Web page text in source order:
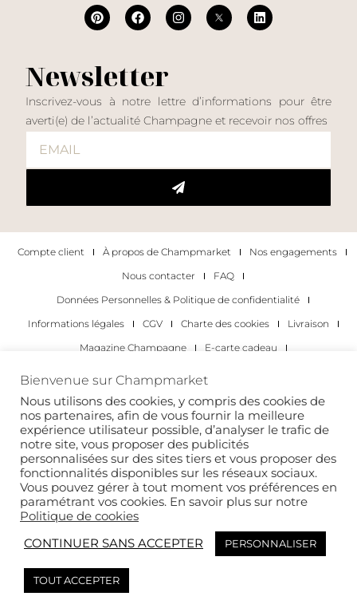
Newsletter
Inscrivez-vous à notre lettre d’informations pour être
averti(e) de l’actualité Champagne et recevoir nos offres
Compte client À propos de Champmarket
Nos engagements
Nous contacter
FAQ
Données Personnelles & Politique de confidentialité
Informations légales
CGV Charte des cookies
Livraison
Magazine Champagne
E-carte cadeau
Les occasions pour déguster du champagne
Pour les particuliers
Pour les entreprises
Copyright 2022 © tous droits réservés. Champmarket.
Bienvenue sur Champmarket
Nous utilisons des cookies, y compris des cookies de
nos partenaires, afin de vous fournir la meilleure
expérience utilisateur possible, d’analyser le trafic de
notre site, vous proposer des publicités
personnalisées sur des sites tiers et vous proposer des
fonctionnalités disponibles sur les réseaux sociaux.
Vous pouvez gérer à tout moment vos préférences en
paramétrant vos cookies. En savoir plus sur notre
Politique de cookies
CONTINUER SANS ACCEPTER
PERSONNALISER
TOUT ACCEPTER